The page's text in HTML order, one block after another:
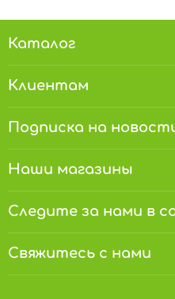
Каталог
Клиентам
Подписка на
Наши магазины
Следите за нами в
Свяжитесь с нами